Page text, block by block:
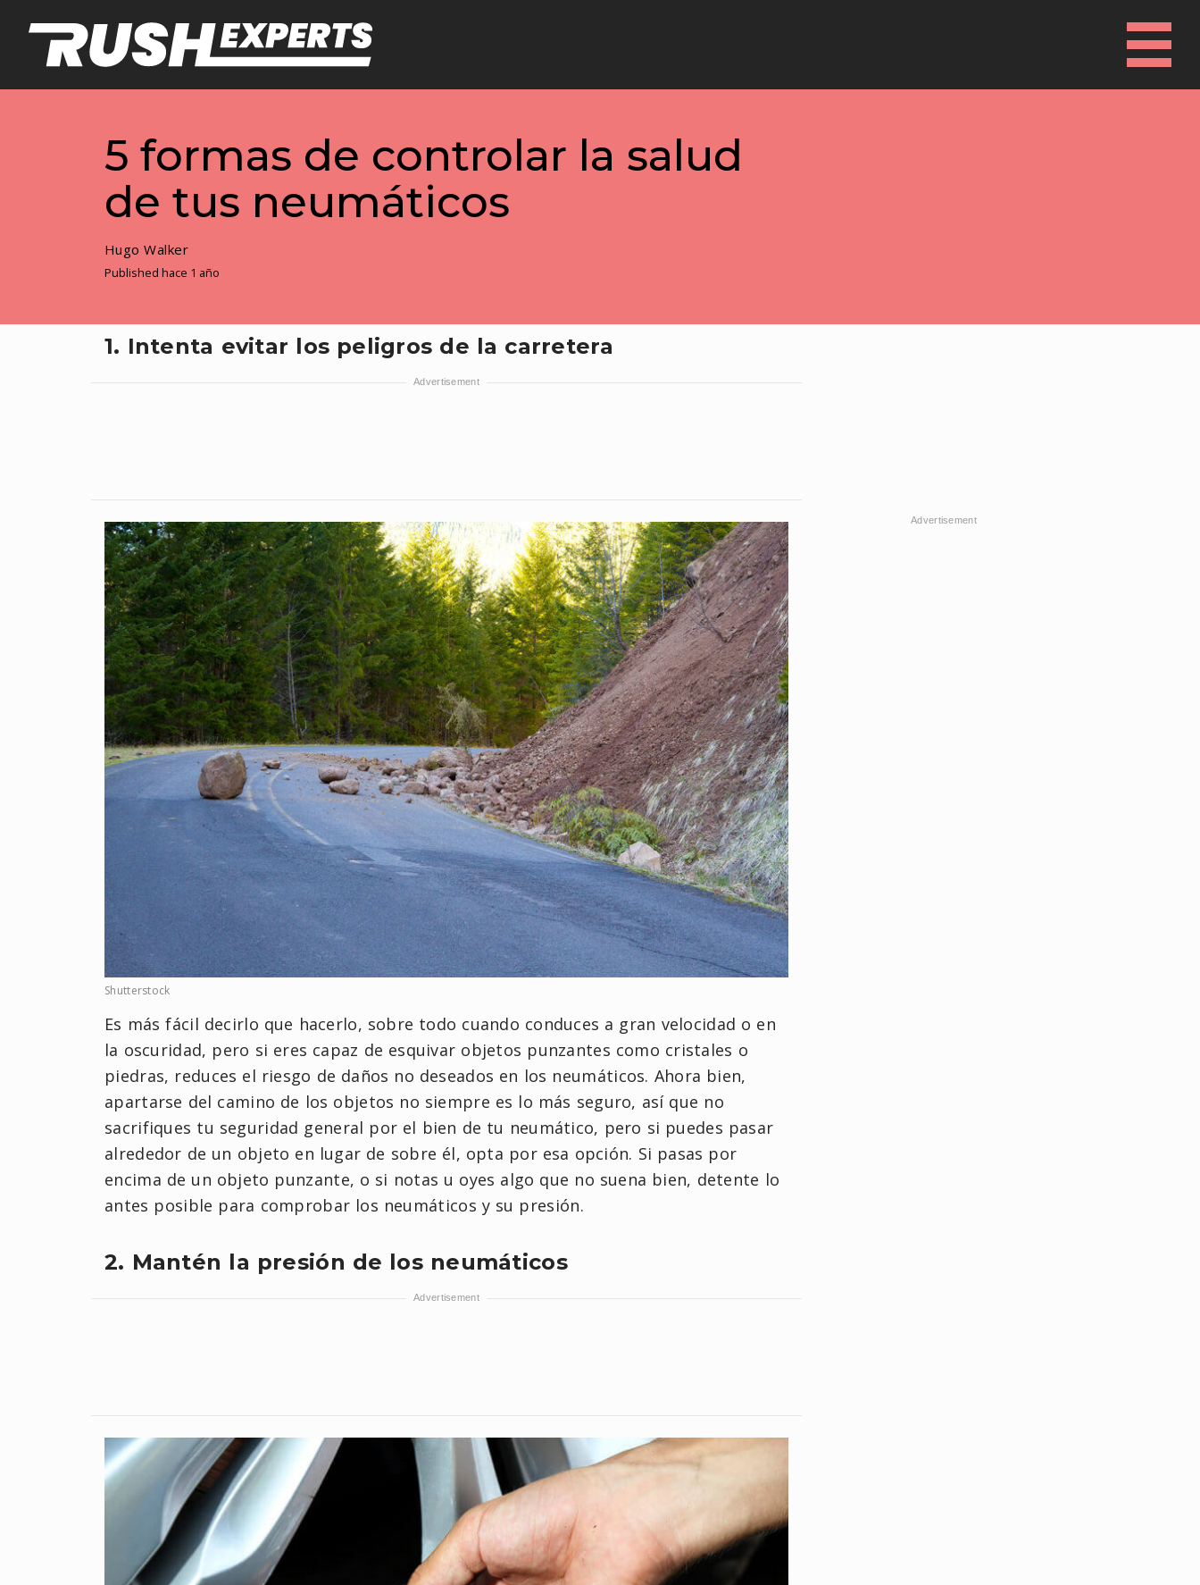
5 formas de controlar la salud
de tus neumáticos
Hugo Walker
Published hace 1 año
1. Intenta evitar los peligros de la carretera
Shutterstock
Es más fácil decirlo que hacerlo, sobre todo cuando conduces a gran velocidad o en
la oscuridad, pero si eres capaz de esquivar objetos punzantes como cristales o
piedras, reduces el riesgo de daños no deseados en los neumáticos. Ahora bien,
apartarse del camino de los objetos no siempre es lo más seguro, así que no
sacrifiques tu seguridad general por el bien de tu neumático, pero si puedes pasar
alrededor de un objeto en lugar de sobre él, opta por esa opción. Si pasas por
encima de un objeto punzante, o si notas u oyes algo que no suena bien, detente lo
antes posible para comprobar los neumáticos y su presión.
2. Mantén la presión de los neumáticos